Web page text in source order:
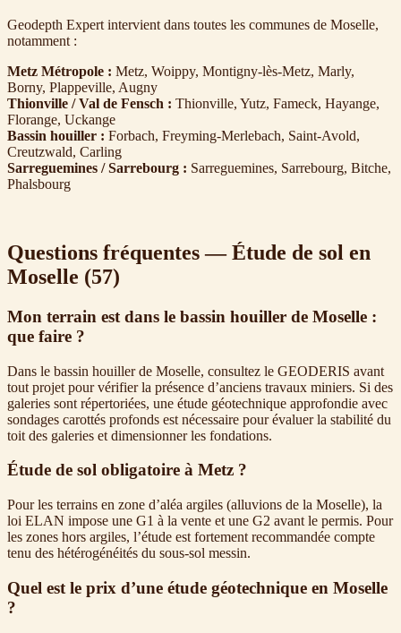
Geodepth Expert intervient dans toutes les communes de Moselle,
notamment :
Metz Métropole : Metz, Woippy, Montigny-lès-Metz, Marly,
Borny, Plappeville, Augny
Thionville / Val de Fensch : Thionville, Yutz, Fameck, Hayange,
Florange, Uckange
Bassin houiller : Forbach, Freyming-Merlebach, Saint-Avold,
Creutzwald, Carling
Sarreguemines / Sarrebourg : Sarreguemines, Sarrebourg, Bitche,
Phalsbourg
Questions fréquentes — Étude de sol en
Moselle (57)
Mon terrain est dans le bassin houiller de Moselle :
que faire ?
Dans le bassin houiller de Moselle, consultez le GEODERIS avant
tout projet pour vérifier la présence d’anciens travaux miniers. Si des
galeries sont répertoriées, une étude géotechnique approfondie avec
sondages carottés profonds est nécessaire pour évaluer la stabilité du
toit des galeries et dimensionner les fondations.
Étude de sol obligatoire à Metz ?
Pour les terrains en zone d’aléa argiles (alluvions de la Moselle), la
loi ELAN impose une G1 à la vente et une G2 avant le permis. Pour
les zones hors argiles, l’étude est fortement recommandée compte
tenu des hétérogénéités du sous-sol messin.
Quel est le prix d’une étude géotechnique en Moselle
?